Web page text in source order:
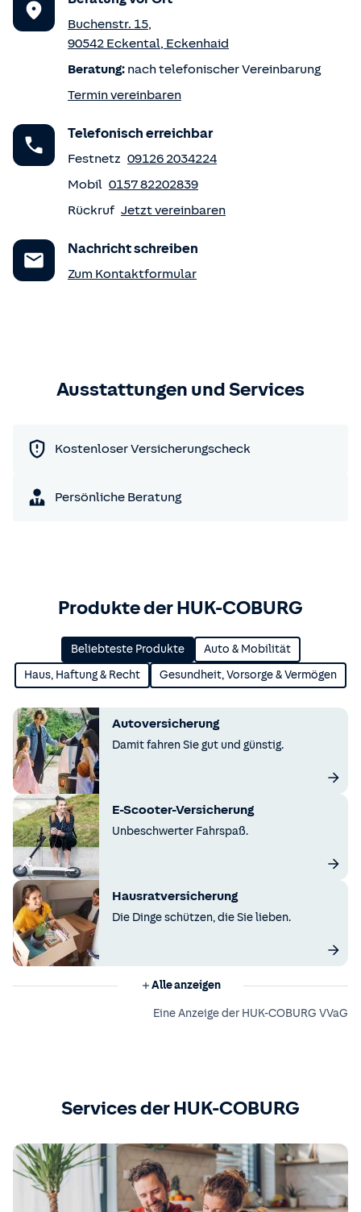
Buchenstr. 15,
90542 Eckental, Eckenhaid
Beratung: nach telefonischer Vereinbarung
Termin vereinbaren
Telefonisch erreichbar
Festnetz 09126 2034224
Mobil 0157 82202839
Rückruf Jetzt vereinbaren
Nachricht schreiben
Zum Kontaktformular
Ausstattungen und Services
Kostenloser Versicherungscheck
Persönliche Beratung
Produkte der HUK-COBURG
Beliebteste Produkte Auto & Mobilität
Haus, Haftung & Recht Gesundheit, Vorsorge & Vermögen
Autoversicherung
Damit fahren Sie gut und günstig.
E-Scooter-Versicherung
Unbeschwerter Fahrspaß.
Hausratversicherung
Die Dinge schützen, die Sie lieben.
Alle anzeigen
Eine Anzeige der HUK-COBURG VVaG
Services der HUK-COBURG